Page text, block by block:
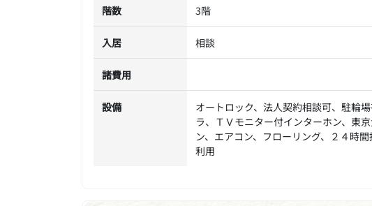
階数 3階
入居 相談
諸費用
設備
オートロック、法人契約相談可、駐輪
ラ、ＴＶモニター付インターホン、東
ン、エアコン、フローリング、２４時
利用